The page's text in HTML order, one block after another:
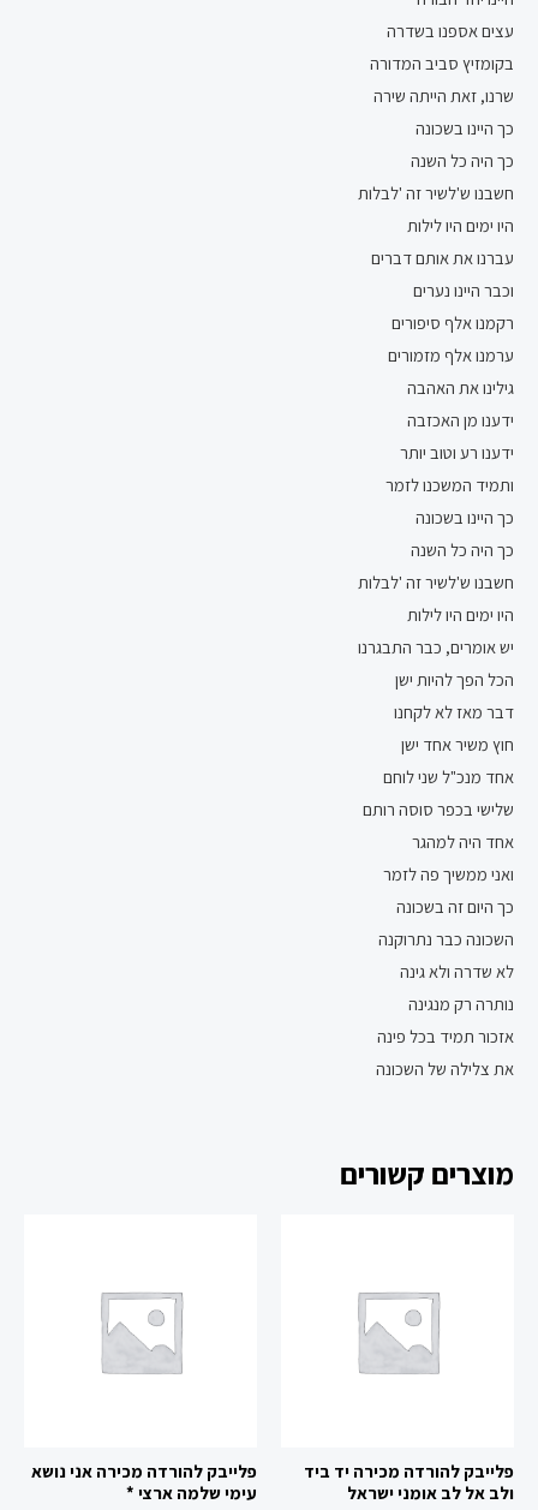
עצים אספנו בשדרה
בקומזיץ סביב המדורה
שרנו, זאת הייתה שירה
כך היינו בשכונה
כך היה כל השנה
חשבנו ש'לשיר זה 'לבלות
היו ימים היו לילות
עברנו את אותם דברים
וכבר היינו נערים
רקמנו אלף סיפורים
ערמנו אלף מזמורים
גילינו את האהבה
ידענו מן האכזבה
ידענו רע וטוב יותר
ותמיד המשכנו לזמר
כך היינו בשכונה
כך היה כל השנה
חשבנו ש'לשיר זה 'לבלות
היו ימים היו לילות
יש אומרים, כבר התבגרנו
הכל הפך להיות ישן
דבר מאז לא לקחנו
חוץ משיר אחד ישן
אחד מנכ"ל שני לוחם
שלישי בכפר סוסה רותם
אחד היה למהגר
ואני ממשיך פה לזמר
כך היום זה בשכונה
השכונה כבר נתרוקנה
לא שדרה ולא גינה
נותרה רק מנגינה
אזכור תמיד בכל פינה
את צלילה של השכונה
מוצרים קשורים
פלייבק להורדה מכירה יד ביד
ולב אל לב אומני ישראל
פלייבק להורדה מכירה אני נושא
עימי שלמה ארצי *